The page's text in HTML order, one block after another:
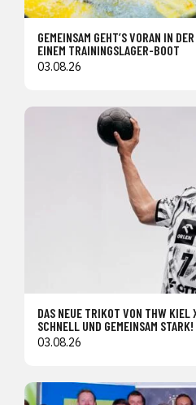
GEMEINSAM GEHT’S VORAN IN
EINEM TRAININGSLAGER-BOOT
03.08.26
DAS NEUE TRIKOT VON THW KIEL
SCHNELL UND GEMEINSAM STARK!
03.08.26